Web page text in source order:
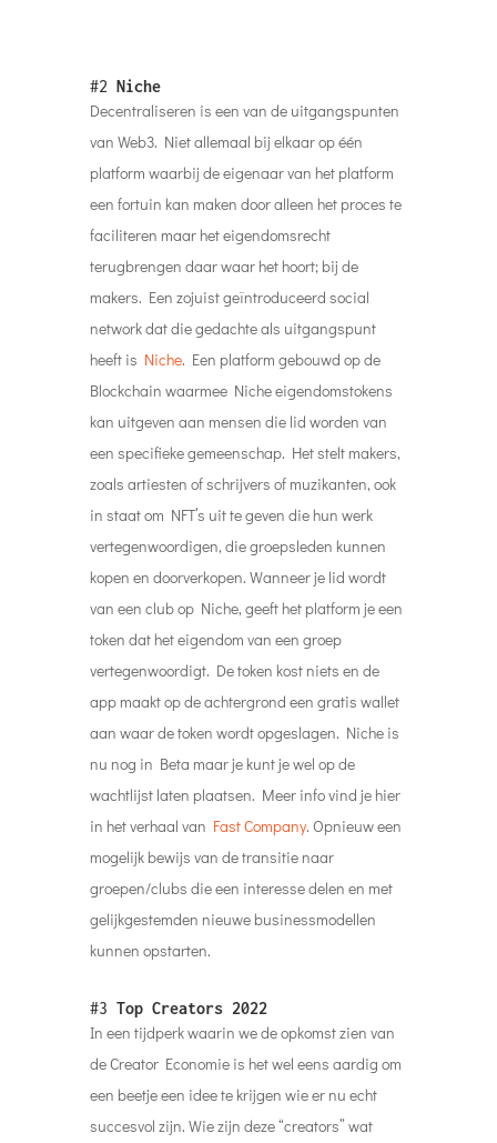
#2 Niche
Decentraliseren is een van de uitgangspunten
van Web3. Niet allemaal bij elkaar op één
platform waarbij de eigenaar van het platform
een fortuin kan maken door alleen het proces te
faciliteren maar het eigendomsrecht
terugbrengen daar waar het hoort; bij de
makers. Een zojuist geïntroduceerd social
network dat die gedachte als uitgangspunt
heeft is Niche. Een platform gebouwd op de
Blockchain waarmee Niche eigendomstokens
kan uitgeven aan mensen die lid worden van
een specifieke gemeenschap. Het stelt makers,
zoals artiesten of schrijvers of muzikanten, ook
in staat om NFT’s uit te geven die hun werk
vertegenwoordigen, die groepsleden kunnen
kopen en doorverkopen. Wanneer je lid wordt
van een club op Niche, geeft het platform je een
token dat het eigendom van een groep
vertegenwoordigt. De token kost niets en de
app maakt op de achtergrond een gratis wallet
aan waar de token wordt opgeslagen. Niche is
nu nog in Beta maar je kunt je wel op de
wachtlijst laten plaatsen. Meer info vind je hier
in het verhaal van Fast Company. Opnieuw een
mogelijk bewijs van de transitie naar
groepen/clubs die een interesse delen en met
gelijkgestemden nieuwe businessmodellen
kunnen opstarten.
#3 Top Creators 2022
In een tijdperk waarin we de opkomst zien van
de Creator Economie is het wel eens aardig om
een beetje een idee te krijgen wie er nu echt
succesvol zijn. Wie zijn deze “creators” wat